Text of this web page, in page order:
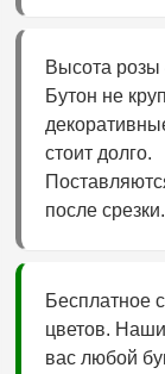
Высота
Бутон не
стоит долго.
после срезки.
Бесплатное
цветов.
вас любой